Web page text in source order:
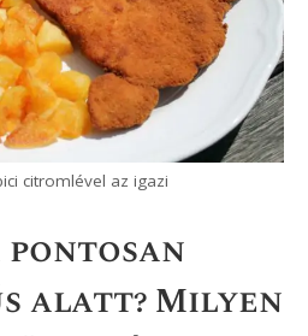
a hús tetejére is
fogó vagy egy lapát
meg. Semmiképp se
mert megsérted a bundáját,
lényege fog elveszni!
le még a serpenyő fölött,
tányérra vagy rácsra. Én
papírra tenni, mert az